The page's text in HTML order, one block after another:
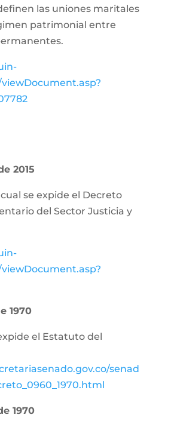
las uniones maritales
patrimonial entre
2015
se expide el Decreto
del Sector Justicia y
1970
el Estatuto del
senad
1970